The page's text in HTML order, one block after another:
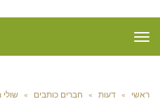
תפריט
ראשי » דעות » חברים כותבים » שולי